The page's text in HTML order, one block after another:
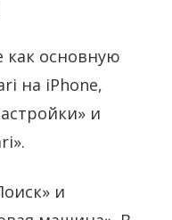
как основную
на iPhone,
и
и